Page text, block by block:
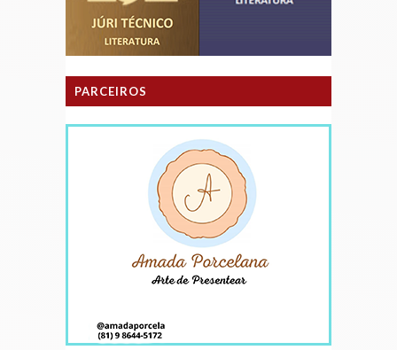
PARCEIROS